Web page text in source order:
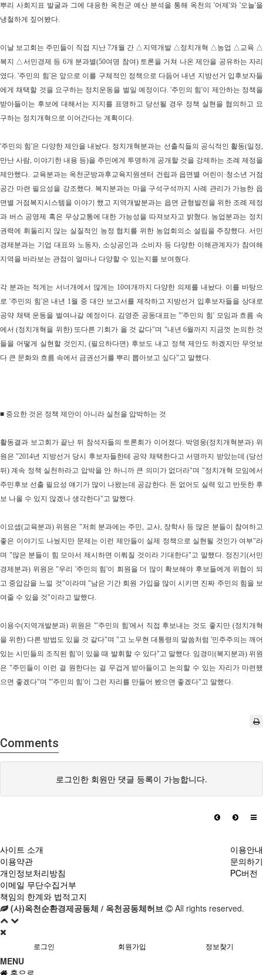
뿌리 사회지표 발굴과 그에 대응한 옥천군 예산 분석을 통해 옥천의 '어제'와 '오늘'을
냉철하게 짚어봤다
이날 보고회는 주민들이 직접 지난7개월 간 △ 지역개발 △ 정치개혁 △ 농업 △ 교육 △
복지 △ 서민경제 등 6개 분과별(50여명 참여) 토론을 거쳐 나온 제안을 공유하는 자리
였다 . '주민의 힘'은 앞으로 이를 구체적인 정책으로 다듬어 내년 지방선거 입후보자들
에게 채택할 것을 요구하는 정치운동을 벌일 예정이다. '주민의 힘'이 제안하는 정책을
받아들이는 후보에 대해서는 지지를 표명하고 당선될 경우 정책 실현을 협의하고 요
구하는 정치개혁으로 이어간다는 계획이다
'주민의 힘'은 다양한 제안을 내놨다 정치개혁분과는 선출직들의 공식적인 활동(일정
만난 사람 이야기한 내용 등)을 주민에게 투명하게 공개할 것을 강제하는 조례 제정을
제안했다
교육분과는 옥천군방과후교육지원센터 건립과 읍면별 어린이·청소년 거점
공간 마련 필요성을 강조했다 복지분과는 마을 구석구석까지 사례 관리가 가능한 읍
면별 거점복지시스템을 이야기 했고 지역개발분과는 읍면 균형발전을 위한 조례 제정
과 버스 공영제 혹은 무상교통에 대한 가능성을 따져보자고 밝혔다. 농업분과는 정치
권력에 휘둘리지 않는 실질적인 농정 협치를 위한 농업회의소 설립을 주장했다 .서민
경제분과는 기업 대표와 노동자 소상공인과 소비자 등 다양한 이해관계자가 참여해
지역을 바라보는 관점이 얼마나 다양할 수 있는지를 보여줬다
각 분과는 적게는 서너개에서 많게는 10여개까지 다양한 의제를 내놨다. 이를 바탕으
로 '주민의 힘'은 내년 1 월 중 대안 보고서를 제작하고 지방선거 입후보자들을 상대로
공약 채택 운동을 벌여나갈 예정이다. 김영준 공동대표는"'주민의 힘' 모임과 흐름 속
에서(정치개혁을 위한) 또다른 기회가 올 것 같다"며 "내년6월까지 지금껏 논의한 것
들을 어떻게 실현할 것인지 , (필요하다면) 후보도 내고 정책 제안도 하겠지만 무엇보
다 큰 문화와 흐름 속에서 금권선거를 뿌리 뽑아보고 싶다" 고 말했다
■ 중요한 것은 정책 제안이 아니라 실천을 압박하는 것
활동결과 보고회가 끝난 뒤 참석자들의 토론회가 이어졌다. 박영웅(정치개혁분과) 위
원은"2014년 지방선거 당시 후보자들한테 공약 채택한다고 서명까지 받았는데(당선
뒤) 계속 정책 실천하라고 압박을 안 하니까 큰 의미가 없더라"며 "정치개혁 모임에서
주민후보 선출 필요성 얘기가 많이 나왔는데 공감한다. 돈 없어도 실력 있고 반듯한 후
보 나올 수 있지 않겠나 생각한다" 고 말했다
이요셉(교육분과)위원은 "저희 분과에는 주민 교사, 장학사 등 많은 분들이 참여하고
좋은 이야기도 나눴지만 문제는 이런 제안들이 실제 정책으로 실현될 것인가 여부"라
며 "많은 분들이 힘 모아서 제시하면 이뤄질 것이라 기대한다" 고 말했다. 정진기(서민
경제분과) 위원은"우리 '주민의 힘'이 회원을 더 많이 확보해야 후보들에게 위협이 되
고 중압감을 느낄 것"이라며 "남은 기간 회원 가입을 많이 시키면 진짜 주민의 힘을 보
여줄 수 있을 것"이라고 말했다
이용수(지역개발분과) 위원은 "'주민의 힘'에서 직접 후보내는 것도 좋지만 (정치개혁
을 위한) 다른 방법도 있을 것 같다"며 " 고 노무현 대통령의 말씀처럼 '민주주의는 깨어
있는 시민들의 조직된 힘'이 있을 때 발휘할 수 있다" 고 말했다. 임경미(복지분과)위원
은 "주민들이 이런 걸 원한다는 걸 무겁게 받아들이고 논의할 수 있는 자리가 마련됐
으면 좋겠다"며 "'주민의 힘'이 그런 자리를 만들어 봤으면 좋겠다" 고 말했다
Comments
로그인한 회원만 댓글 등록이 가능합니다.
사이트 소개
이용약관
개인정보처리방침
이메일 무단수집거부
책임의 한계와 법적고지
이용안내
문의하기
PC버전
(사)옥천순환경제공동체 / 옥천공동체허브 All rights reserved.
로그인 회원가입 정보찾기
MENU
홈으로